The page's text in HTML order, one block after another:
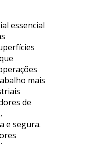
essencial
mais
de
e segura.